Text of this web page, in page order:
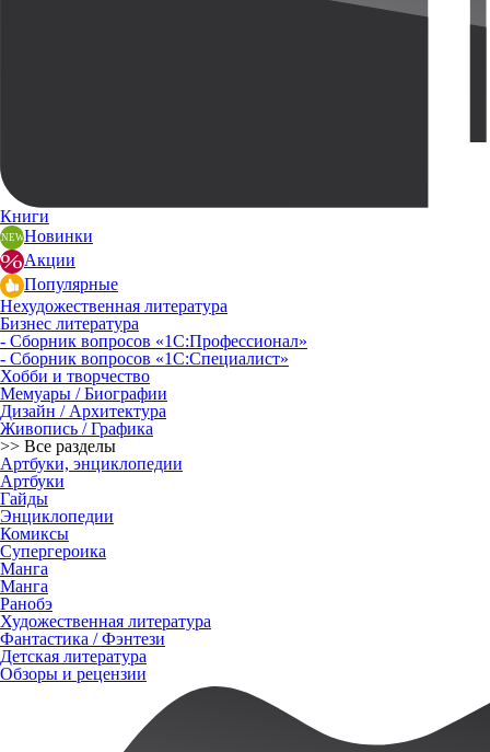
Книги
Новинки
Акции
Популярные
Нехудожественная литература
Бизнес литература
- Сборник вопросов «1С:Профессионал»
- Сборник вопросов «1С:Специалист»
Хобби и творчество
Мемуары / Биографии
Дизайн / Архитектура
Живопись / Графика
>> Все разделы
Артбуки, энциклопедии
Артбуки
Гайды
Энциклопедии
Комиксы
Супергероика
Манга
Манга
Ранобэ
Художественная литература
Фантастика / Фэнтези
Детская литература
Обзоры и рецензии